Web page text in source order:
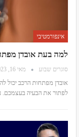
אינפורמטיבי
למה בעת אובדן
סוגרים שבוע מאי 16, 2023
אובדן מפתחות הרכב יכול
לפתור את הבעיה בעצמכם.